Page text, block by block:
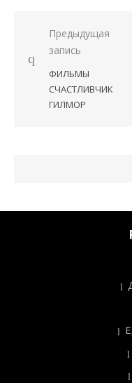
Навигация
по
записям
Предыдущая
запись
ФИЛЬМЫ
СЧАСТЛИВЧИК
ГИЛМОР